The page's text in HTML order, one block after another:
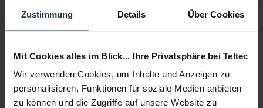
Zustimmung Details Über Cookies
Mit Cookies alles im Blick... Ihre Privatsphäre bei Teltec
Wir verwenden Cookies, um Inhalte und Anzeigen zu
personalisieren, Funktionen für soziale Medien anbieten
zu können und die Zugriffe auf unsere Website zu
Media
Manufacturer & Product Safety Information